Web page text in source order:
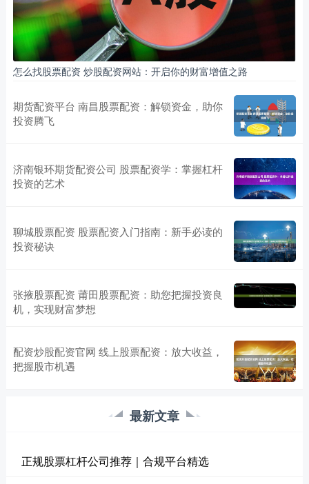
怎么找股票配资 炒股配资网站：开启你的财富增值之路
期货配资平台 南昌股票配资：解锁资金，助你
投资腾飞
济南银环期货配资公司 股票配资学：掌握杠杆
投资的艺术
聊城股票配资 股票配资入门指南：新手必读的
投资秘诀
张掖股票配资 莆田股票配资：助您把握投资良
机，实现财富梦想
配资炒股配资官网 线上股票配资：放大收益，
把握股市机遇
最新文章
正规股票杠杆公司推荐｜合规平台精选